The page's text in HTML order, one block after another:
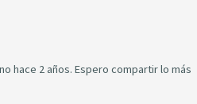
hace 2 años. Espero compartir lo más